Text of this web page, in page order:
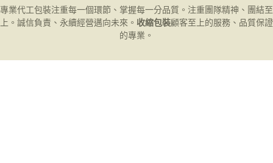
專業代工包裝注重每一個環節、掌握每一分品質。注重團隊精神、團結至
上。誠信負責、永續經營邁向未來。 收縮包裝顧客至上的服務、品質保證
的專業。